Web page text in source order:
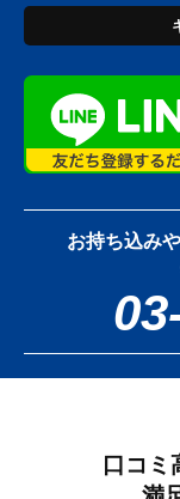
お持ち込み
口コミ